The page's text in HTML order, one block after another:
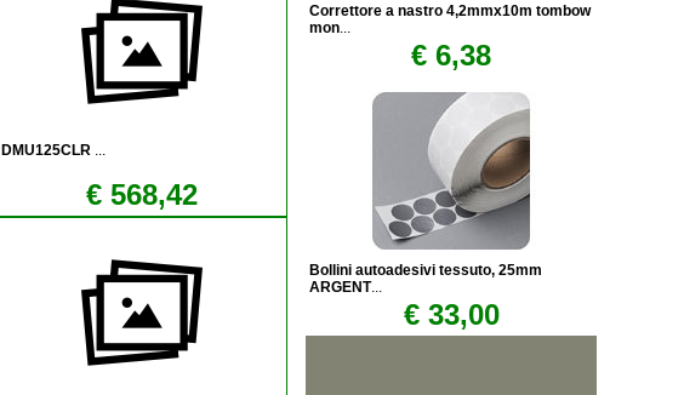
DMU125CLR ...
€ 568,42
Correttore a nastro 4,2mmx10m tombow
mon...
€ 6,38
Bollini autoadesivi tessuto, 25mm
ARGENT...
€ 33,00